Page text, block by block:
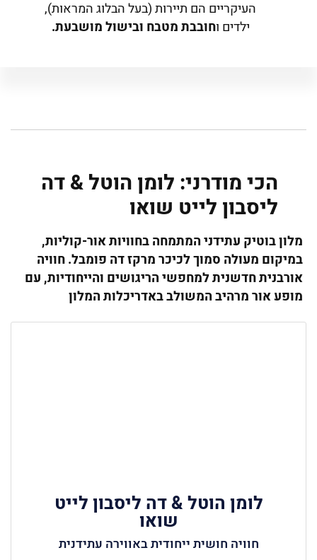
העיקריים הם תיירות (בעל הבלוג המראות),
ילדים וחובבת מטבח ובישול מושבעת.
הכי מודרני: לומן הוטל & דה
ליסבון לייט שואו
מלון בוטיק עתידני המתמחה בחוויות אור-קוליות,
במיקום מעולה סמוך לכיכר מרקז דה פומבל. חוויה
אורבנית חדשנית למחפשי הריגושים והייחודיות, עם
מופע אור מרהיב המשולב באדריכלות המלון
לומן הוטל & דה ליסבון לייט
שואו
חוויה חושית ייחודית באווירה עתידנית